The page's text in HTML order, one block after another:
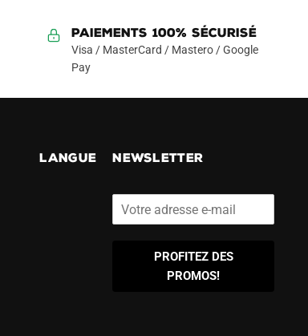
Paiements 100% Sécurisé
Visa / MasterCard / Mastero / Google
Pay
LANGUE NEWSLETTER
PROFITEZ DES
PROMOS!